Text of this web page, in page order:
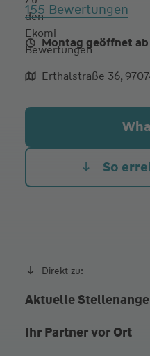
155 Bewertungen
Montag geöffnet
Mo.
Außerhalb der
Erthalstraße 36,
So
Direkt zu:
Aktuelle
Ihr Partner vor Ort